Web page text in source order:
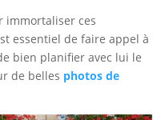
immortaliser ces
essentiel de faire appel à
bien planifier avec lui le
de belles photos de